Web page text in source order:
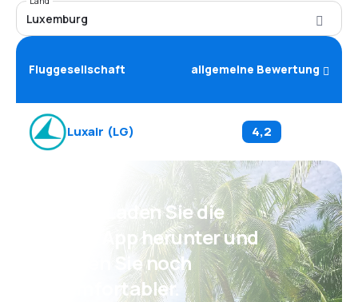
Luxemburg
Fluggesellschaft allgemeine Bewertung
Luxair (LG) 4,2
Psst! Laden Sie die
eSky App herunter und
reisen Sie noch
komfortabler.